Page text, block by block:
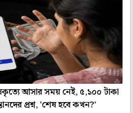
আসার সময় নেই, ৫,১০০ টাকা
প্রশ্ন, 'শেষ হবে কখন?'